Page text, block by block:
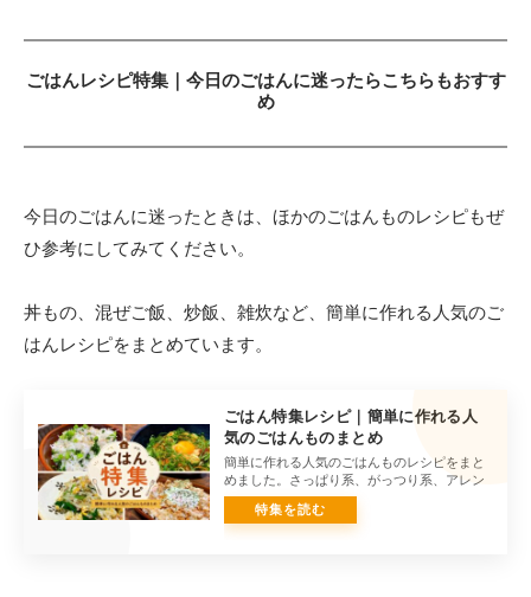
ごはんレシピ特集｜今日のごはんに迷ったらこちらもおすす
め
今日のごはんに迷ったときは、ほかのごはんものレシピもぜ
ひ参考にしてみてください。
丼もの、混ぜご飯、炒飯、雑炊など、簡単に作れる人気のご
はんレシピをまとめています。
ごはん特集レシピ｜簡単に作れる人
気のごはんものまとめ
簡単に作れる人気のごはんものレシピをまと
めました。さっぱり系、がっつり系、アレン
ジごはんまで、今日の気分に合わせて選べる
ごはん特集です。